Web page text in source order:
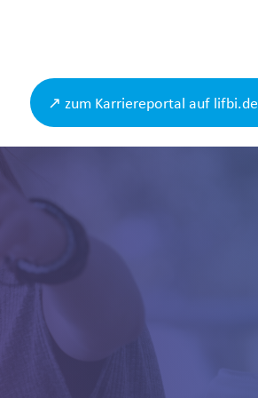
↗ zum Karriereportal auf lifbi.de